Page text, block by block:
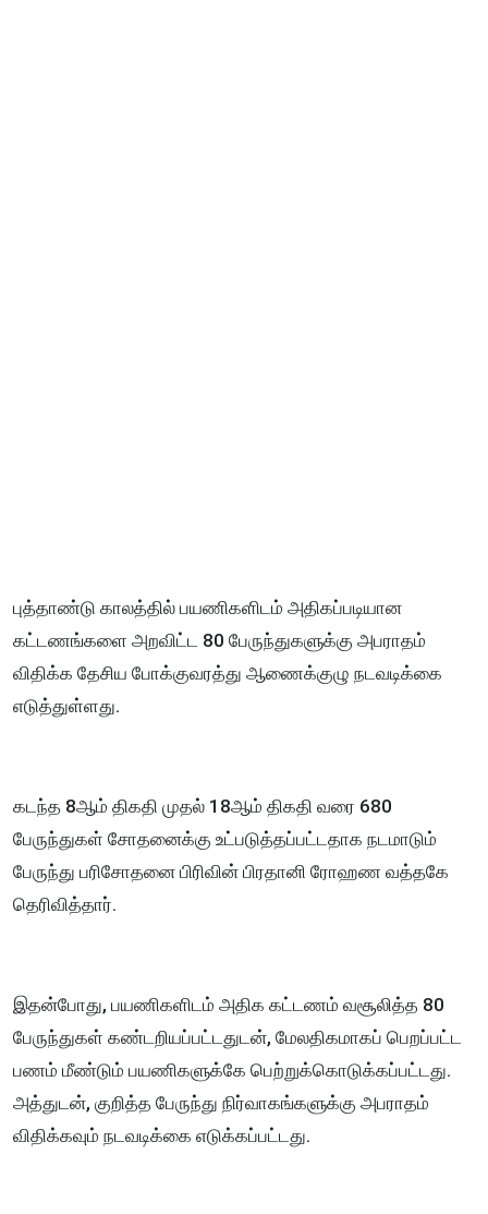
புத்தாண்டு காலத்தில் பயணிகளிடம் அதிகப்படியான
கட்டணங்களை அறவிட்ட 80 பேருந்துகளுக்கு அபராதம்
விதிக்க தேசிய போக்குவரத்து ஆணைக்குழு நடவடிக்கை
எடுத்துள்ளது.
கடந்த 8ஆம் திகதி முதல் 18ஆம் திகதி வரை 680
பேருந்துகள் சோதனைக்கு உட்படுத்தப்பட்டதாக நடமாடும்
பேருந்து பரிசோதனை பிரிவின் பிரதானி ரோஹண வத்தகே
தெரிவித்தார்.
இதன்போது, பயணிகளிடம் அதிக கட்டணம் வசூலித்த 80
பேருந்துகள் கண்டறியப்பட்டதுடன், மேலதிகமாகப் பெறப்பட்ட
பணம் மீண்டும் பயணிகளுக்கே பெற்றுக்கொடுக்கப்பட்டது.
அத்துடன், குறித்த பேருந்து நிர்வாகங்களுக்கு அபராதம்
விதிக்கவும் நடவடிக்கை எடுக்கப்பட்டது.